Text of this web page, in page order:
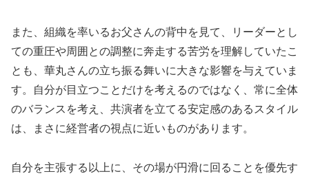
また、組織を率いるお父さんの背中を見て、リーダーとし
ての重圧や周囲との調整に奔走する苦労を理解していたこ
とも、華丸さんの立ち振る舞いに大きな影響を与えていま
す。自分が目立つことだけを考えるのではなく、常に全体
のバランスを考え、共演者を立てる安定感のあるスタイル
は、まさに経営者の視点に近いものがあります。
自分を主張する以上に、その場が円滑に回ることを優先す